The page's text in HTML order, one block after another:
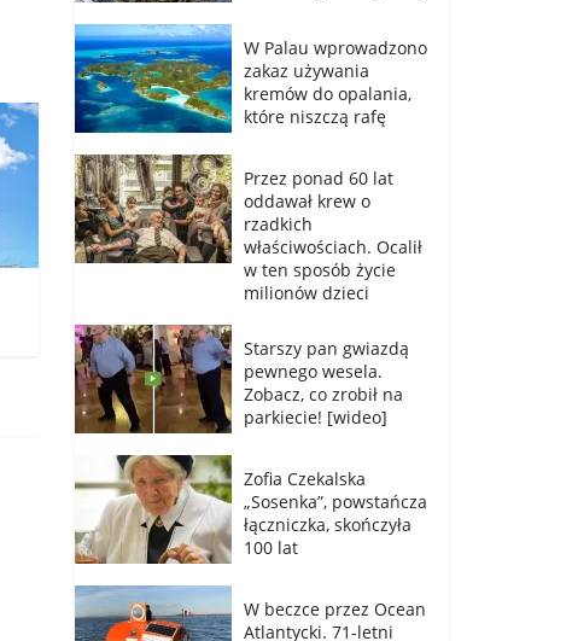
W Palau wprowadzono
zakaz używania
kremów do opalania,
które niszczą rafę
Przez ponad 60 lat
oddawał krew o
rzadkich
właściwościach. Ocalił
w ten sposób życie
milionów dzieci
Starszy pan gwiazdą
pewnego wesela.
Zobacz, co zrobił na
parkiecie! [wideo]
Zofia Czekalska
„Sosenka”, powstańcza
łączniczka, skończyła
100 lat
W beczce przez Ocean
Atlantycki. 71-letni